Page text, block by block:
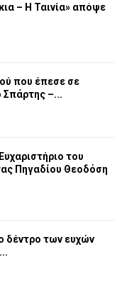
– Η Ταινία» απόψε
που έπεσε σε
Σπάρτης –...
του
Πηγαδίου Θεοδόση
δέντρο των ευχών